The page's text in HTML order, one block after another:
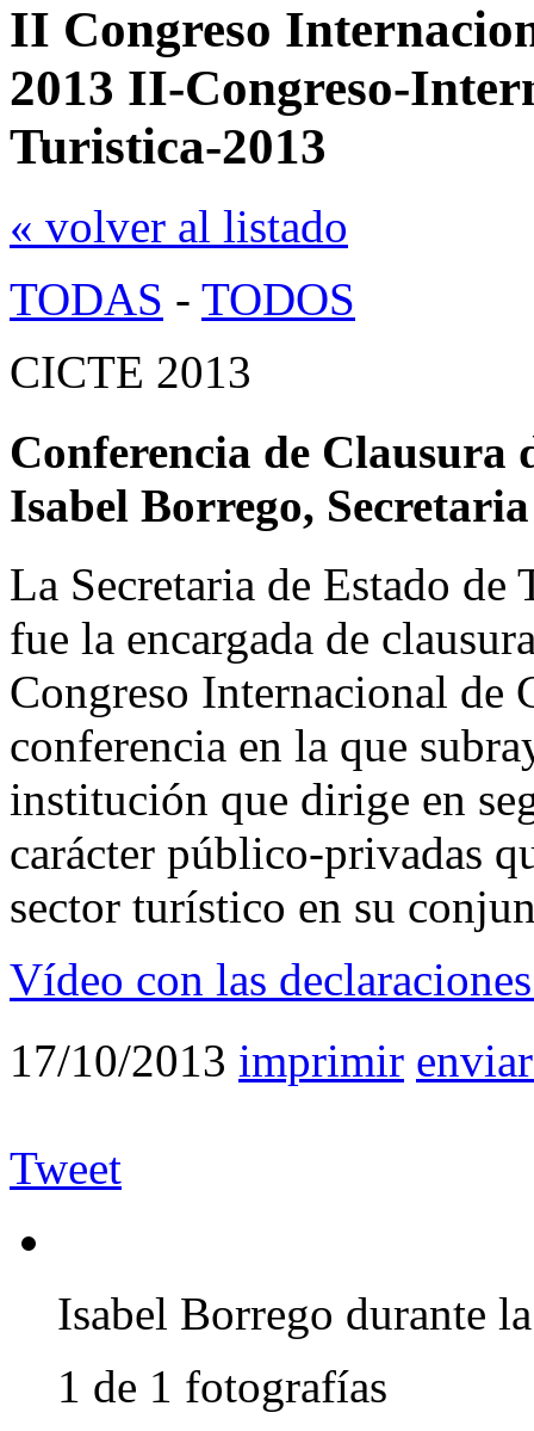
II Congreso
2013 II-Congreso-
Turistica-2013
« volver al listado
TODAS - TODOS
CICTE 2013
Conferencia de Clausura
Isabel Borrego,
La Secretaria de Estado
fue la encargada de
Congreso Internacional de
conferencia en la que
institución que dirige en
carácter público-privadas
sector turístico en su
Vídeo con las
17/10/2013 imprimir
Tweet
Isabel Borrego durante
1 de 1 fotografías